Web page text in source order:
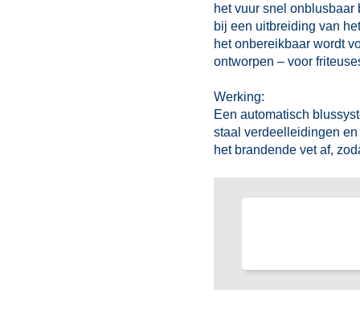
het vuur snel
bij een uitbreiding van
het onbereikbaar wordt
ontworpen – voor
Werking:
Een automatisch
staal verdeelleidingen
het brandende vet af,